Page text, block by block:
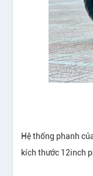
Hệ thống phanh
kích thước 12inch